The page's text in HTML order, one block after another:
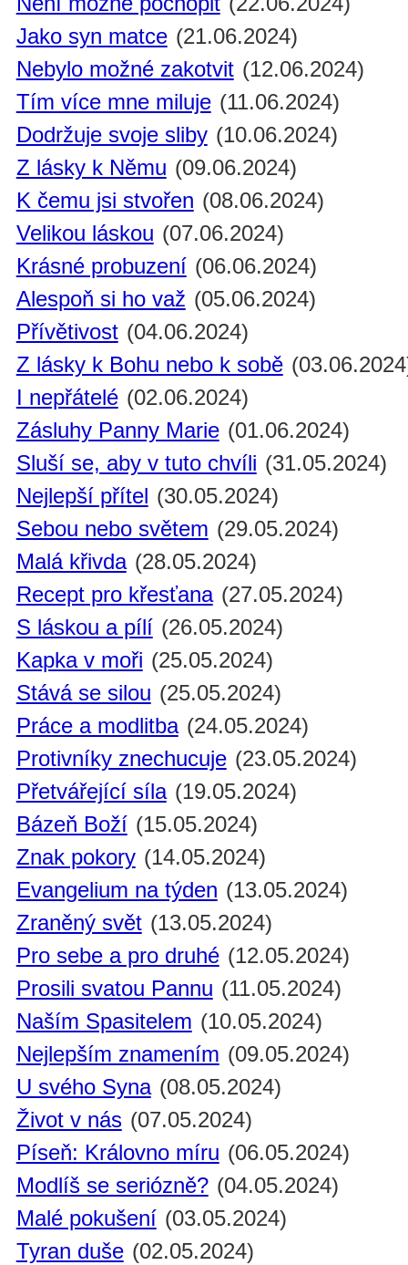
Jako syn matce (21.06.2024)
Nebylo možné zakotvit (12.06.2024)
Tím více mne miluje (11.06.2024)
Dodržuje svoje sliby (10.06.2024)
Z lásky k Němu (09.06.2024)
K čemu jsi stvořen (08.06.2024)
Velikou láskou (07.06.2024)
Krásné probuzení (06.06.2024)
Alespoň si ho važ (05.06.2024)
Přívětivost (04.06.2024)
Z lásky k Bohu nebo k sobě
I nepřátelé (02.06.2024)
Zásluhy Panny Marie (01.06.2024)
Sluší se, aby v tuto chvíli (31.05.2024)
Nejlepší přítel (30.05.2024)
Sebou nebo světem (29.05.2024)
Malá křivda (28.05.2024)
Recept pro křesťana (27.05.2024)
S láskou a pílí (26.05.2024)
Kapka v moři (25.05.2024)
Stává se silou (25.05.2024)
Práce a modlitba (24.05.2024)
Protivníky znechucuje (23.05.2024)
Přetvářející síla (19.05.2024)
Bázeň Boží (15.05.2024)
Znak pokory (14.05.2024)
Evangelium na týden (13.05.2024)
Zraněný svět (13.05.2024)
Pro sebe a pro druhé (12.05.2024)
Prosili svatou Pannu (11.05.2024)
Naším Spasitelem (10.05.2024)
Nejlepším znamením (09.05.2024)
U svého Syna (08.05.2024)
Život v nás (07.05.2024)
Píseň: Královno míru (06.05.2024)
Modlíš se seriózně? (04.05.2024)
Malé pokušení (03.05.2024)
Tyran duše (02.05.2024)